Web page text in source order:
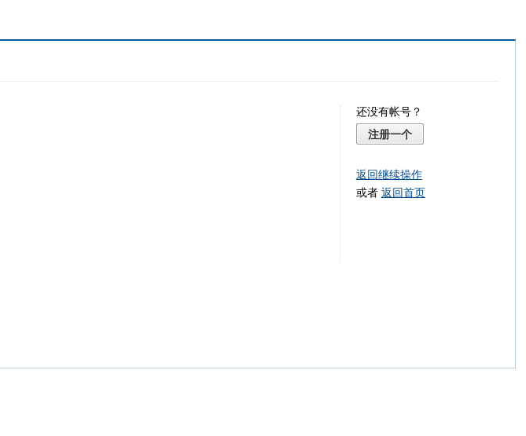
还没有帐号？
注册一个
返回继续操作
或者 返回首页